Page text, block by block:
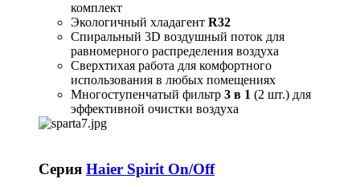
комплект
Экологичный хладагент R32
Спиральный 3D воздушный поток для
равномерного распределения воздуха
Сверхтихая работа для комфортного
использования в любых помещениях
Многоступенчатый фильтр 3 в 1 (2 шт.) для
эффективной очистки воздуха
Серия Haier Spirit On/Off